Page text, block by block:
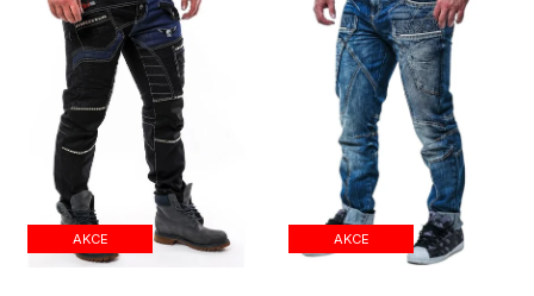
AKCE AKCE